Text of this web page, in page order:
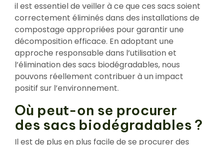
il est essentiel de veiller à ce que ces sacs soient
correctement éliminés dans des installations de
compostage appropriées pour garantir une
décomposition efficace. En adoptant une
approche responsable dans l’utilisation et
l’élimination des sacs biodégradables, nous
pouvons réellement contribuer à un impact
positif sur l’environnement.
Où peut-on se procurer
des sacs biodégradables ?
Il est de plus en plus facile de se procurer des